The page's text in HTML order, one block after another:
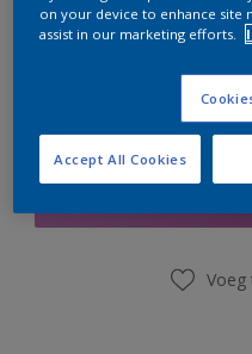
Voeg
on your device to enhance site
assist in our marketing efforts.
Accept All Cookies